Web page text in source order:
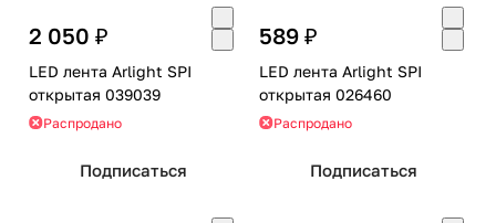
2 050 ₽
LED лента Arlight SPI
открытая 039039
Распродано
Подписаться
589 ₽
LED лента Arlight SPI
открытая 026460
Распродано
Подписаться